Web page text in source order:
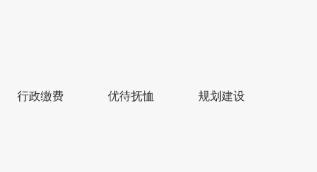
行政缴费 优待抚恤 规划建设